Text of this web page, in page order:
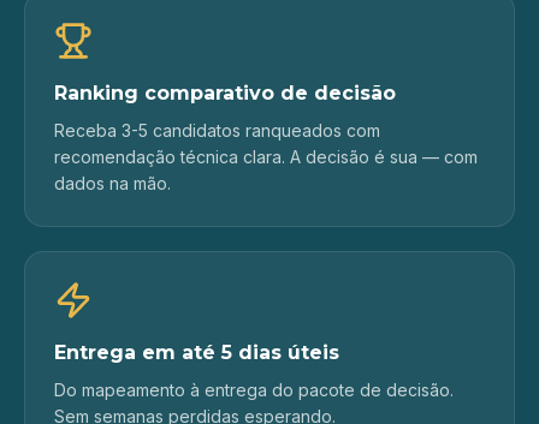
Ranking comparativo de decisão
Receba 3-5 candidatos ranqueados com
recomendação técnica clara. A decisão é sua — com
dados na mão.
Entrega em até 5 dias úteis
Do mapeamento à entrega do pacote de decisão.
Sem semanas perdidas esperando.